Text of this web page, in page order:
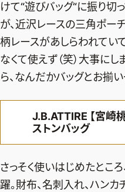
エクラ掲載品
エクラ限定アイテム
イーバイエクラ
けて“遊びバッグ“に振り切
が、近沢レースの三角ポー
柄レースがあしらわれてい
なくて使えず（笑）大事に
ら、なんだかバッグとお揃い
J.B.ATTIRE 【宮崎
ストンバッグ
さっそく使いはじめたとこ
躍。財布、名刺入れ、ハン